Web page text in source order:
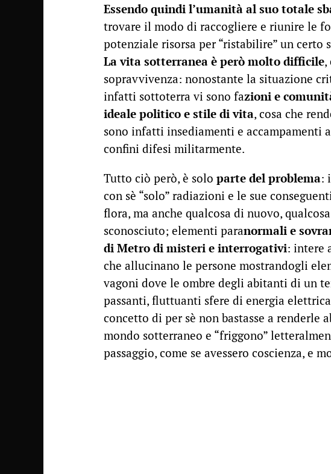
Essendo quindi l’umanità al suo totale
trovare il modo di raccogliere e riunire le
potenziale risorsa per “ristabilire” un
La vita sotterranea è però molto difficile,
sopravvivenza: nonostante la situazione
infatti sottoterra vi sono fazioni e
ideale politico e stile di vita, cosa che
sono infatti insediamenti e accampamenti
confini difesi militarmente.
Tutto ciò però, è solo parte del problema:
con sè “solo” radiazioni e le sue
flora, ma anche qualcosa di nuovo,
sconosciuto; elementi paranormali e
di Metro di misteri e interrogativi: intere
che allucinano le persone mostrandogli
vagoni dove le ombre degli abitanti di un
passanti, fluttuanti sfere di energia
concetto di per sè non bastasse a renderle
mondo sotterraneo e “friggono”
passaggio, come se avessero coscienza, e